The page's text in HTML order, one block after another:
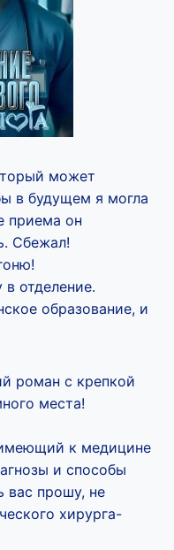
может
в будущем я могла
приема он
Сбежал!
отделение.
образование, и
роман с крепкой
места!
к медицине
и способы
вас прошу, не
хирурга-